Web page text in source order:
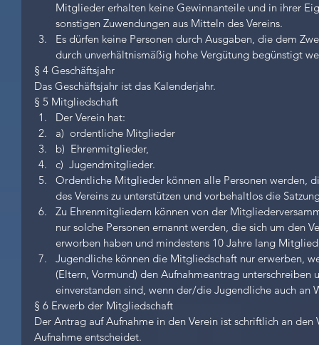
Mitglieder erhalten keine Gewinnanteile und in ihrer
sonstigen Zuwendungen aus Mitteln des Vereins.
Es dürfen keine Personen durch Ausgaben, die dem
durch unverhältnismäßig hohe Vergütung begünstigt
§ 4 Geschäftsjahr
Das Geschäftsjahr ist das Kalenderjahr.
§ 5 Mitgliedschaft
Der Verein hat:
a)  ordentliche Mitglieder
b)  Ehrenmitglieder,
c)  Jugendmitglieder.
Ordentliche Mitglieder können alle Personen werden,
des Vereins zu unterstützen und vorbehaltlos die
Zu Ehrenmitgliedern können von der
nur solche Personen ernannt werden, die sich um den
erworben haben und mindestens 10 Jahre lang
Jugendliche können die Mitgliedschaft nur erwerben,
(Eltern, Vormund) den Aufnahmeantrag unterschreiben
einverstanden sind, wenn der/die Jugendliche auch
§ 6 Erwerb der Mitgliedschaft
Der Antrag auf Aufnahme in den Verein ist schriftlich an
Aufnahme entscheidet.